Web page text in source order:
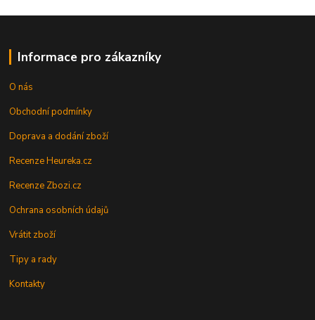
Informace pro zákazníky
O nás
Obchodní podmínky
Doprava a dodání zboží
Recenze Heureka.cz
Recenze Zbozi.cz
Ochrana osobních údajů
Vrátit zboží
Tipy a rady
Kontakty